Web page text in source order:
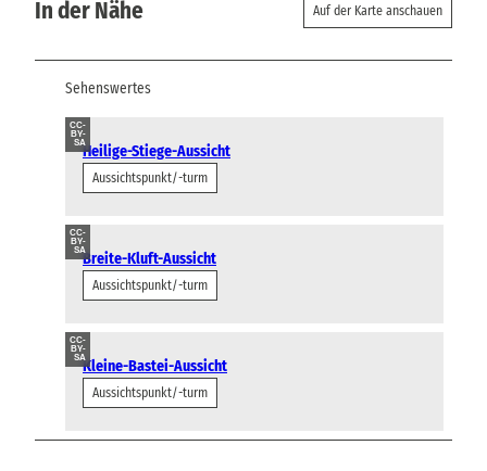
In der Nähe Auf der Karte anschauen
Sehenswertes
CC-
BY-
SAHeilige-Stiege-Aussicht
Aussichtspunkt/-turm
CC-
BY-
SABreite-Kluft-Aussicht
Aussichtspunkt/-turm
CC-
BY-
SAKleine-Bastei-Aussicht
Aussichtspunkt/-turm